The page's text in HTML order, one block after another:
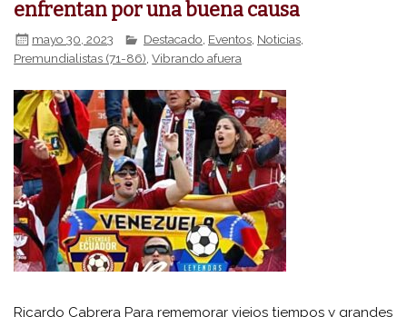
enfrentan por una buena causa
mayo 30, 2023 Destacado Eventos Noticias
Premundialistas (71-86),Vibrando afuera
Ricardo Cabrera Para rememorar viejos tiempos y grandes